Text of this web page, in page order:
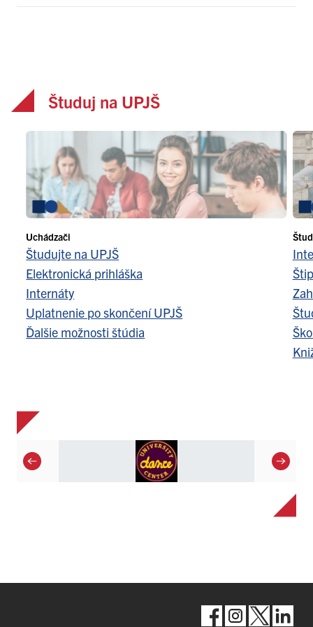
Študuj na UPJŠ
Uchádzači
Študujte na UPJŠ
Elektronická prihláška
Internáty
Uplatnenie po skončení UPJŠ
Ďalšie možnosti štúdia